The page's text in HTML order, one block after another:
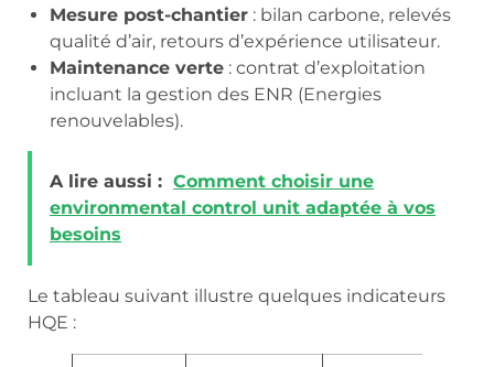
Mesure post-chantier : bilan carbone, relevés
qualité d’air, retours d’expérience utilisateur.
Maintenance verte : contrat d’exploitation
incluant la gestion des ENR (Energies
renouvelables).
A lire aussi : Comment choisir une
environmental control unit adaptée à vos
besoins
Le tableau suivant illustre quelques indicateurs
HQE :